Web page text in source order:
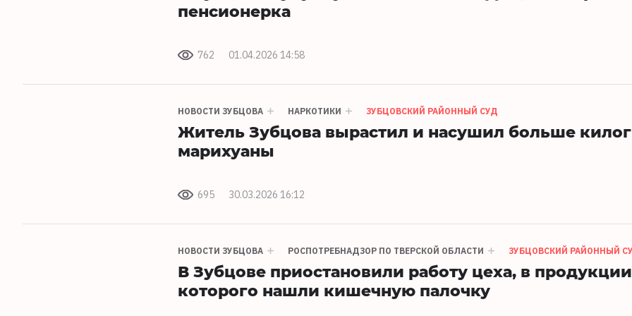
пенсионерка
762 01.04.2026 14:58
НОВОСТИ ЗУБЦОВА НАРКОТИКИ ЗУБЦОВСКИЙ РАЙОННЫЙ СУД
Житель Зубцова вырастил и насушил больше
марихуаны
695 30.03.2026 16:12
НОВОСТИ ЗУБЦОВА РОСПОТРЕБНАДЗОР ПО ТВЕРСКОЙ ОБЛАСТИ ЗУБЦОВСКИЙ РАЙОННЫЙ
В Зубцове приостановили работу цеха, в продукции
которого нашли кишечную палочку